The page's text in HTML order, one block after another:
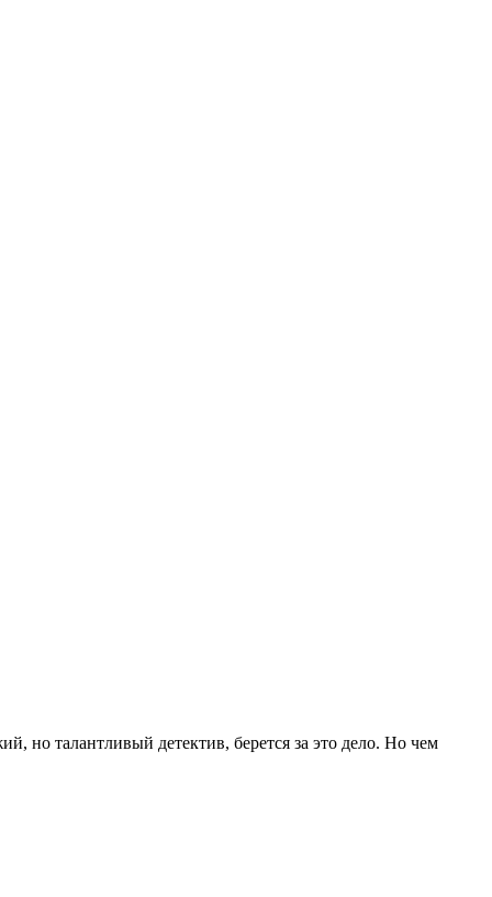
но талантливый детектив, берется за это дело. Но чем